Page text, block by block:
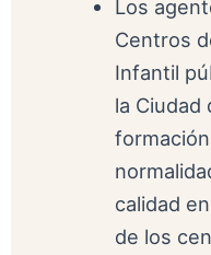
Los
Centros
Infantil
la Ciudad
calidad
de los